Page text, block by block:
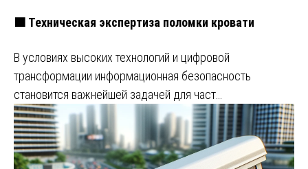
🟧 Техническая экспертиза поломки кровати
В условиях высоких технологий и цифровой
трансформации информационная безопасность
становится важнейшей задачей для част…